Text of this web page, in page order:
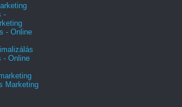
-
- Online
- Online
Marketing